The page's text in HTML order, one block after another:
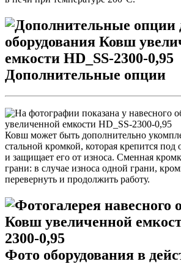
Дополнительные опции
Ковш может быть дополнительно
стальной кромкой, которая крепится
и защищает его от износа. Сменная
грани: в случае износа одной грани,
перевернуть и продолжить работу.
Фото оборудования в